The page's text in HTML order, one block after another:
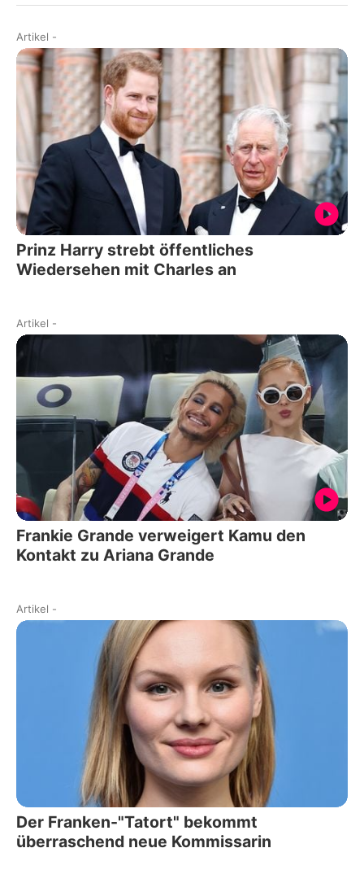
Artikel -
Prinz Harry strebt öffentliches
Wiedersehen mit Charles an
Artikel -
Frankie Grande verweigert Kamu den
Kontakt zu Ariana Grande
Artikel -
Der Franken-"Tatort" bekommt
überraschend neue Kommissarin